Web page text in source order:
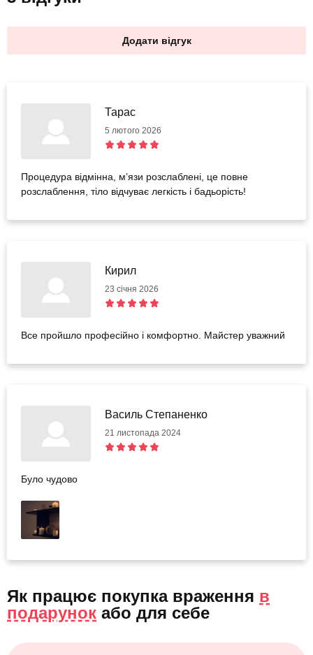
Додати відгук
Тарас
5 лютого 2026
Процедура відмінна, м’язи розслаблені, це повне
розслаблення, тіло відчуває легкість і бадьорість!
Кирил
23 січня 2026
Все пройшло професійно і комфортно. Майстер уважний
Василь Степаненко
21 листопада 2024
Було чудово
Як працює покупка враження в
подарунок або для себе